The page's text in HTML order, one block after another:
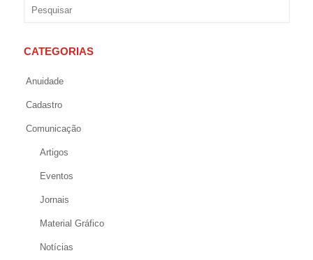
CATEGORIAS
Anuidade
Cadastro
Comunicação
Artigos
Eventos
Jornais
Material Gráfico
Notícias